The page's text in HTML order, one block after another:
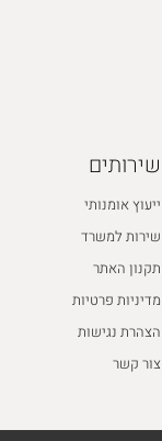
שירותים
ייעוץ אומנותי
שירות למשרד
תקנון האתר
מדיניות פרטיות
הצהרת נגישות
צור קשר